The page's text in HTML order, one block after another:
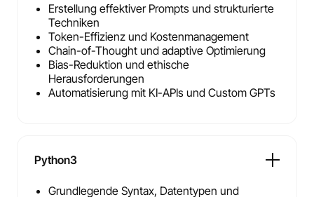
Erstellung effektiver Prompts und strukturierte
Techniken
Token-Effizienz und Kostenmanagement
Chain-of-Thought und adaptive Optimierung
Bias-Reduktion und ethische
Herausforderungen
Automatisierung mit KI-APIs und Custom GPTs
Python3
Grundlegende Syntax, Datentypen und